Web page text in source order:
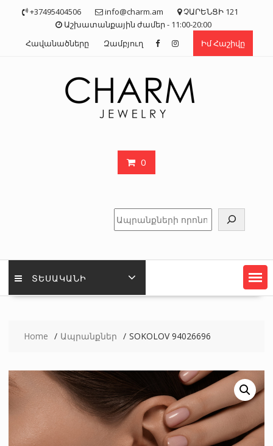
+37495404506 info@charm.am
ՉԱՐԵՆՑԻ 121
Աշխատանքային ժամեր - 11:00-20:00
Հավանածները
Զամբյուղ Իմ Հաշիվը
0
Որոնել
ՏԵՍԱԿԱՆԻ
Home Ապրանքներ SOKOLOV 94026696